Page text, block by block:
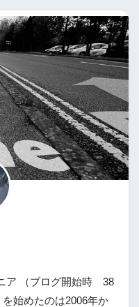
ア （ブログ開始時 38
始めたのは2006年か